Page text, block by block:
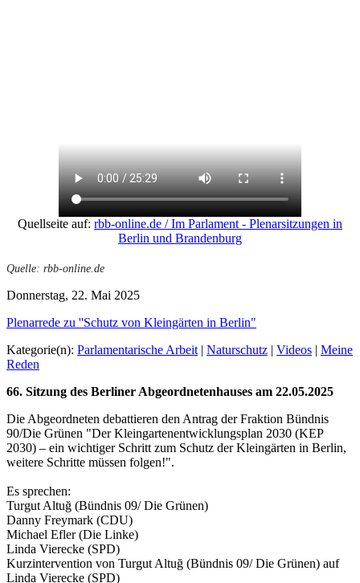
Quellseite auf: rbb-online.de / Im Parlament - Plenarsitzungen in
Berlin und Brandenburg
Quelle: rbb-online.de
Donnerstag, 22. Mai 2025
Plenarrede zu ''Schutz von Kleingärten in Berlin"
Kategorie(n): Parlamentarische Arbeit | Naturschutz | Videos | Meine
Reden
66. Sitzung des Berliner Abgeordnetenhauses am 22.05.2025
Die Abgeordneten debattieren den Antrag der Fraktion Bündnis
90/Die Grünen "Der Kleingartenentwicklungsplan 2030 (KEP
2030) – ein wichtiger Schritt zum Schutz der Kleingärten in Berlin,
weitere Schritte müssen folgen!".
Es sprechen:
Turgut Altuğ (Bündnis 09/ Die Grünen)
Danny Freymark (CDU)
Michael Efler (Die Linke)
Linda Vierecke (SPD)
Kurzintervention von Turgut Altuğ (Bündnis 09/ Die Grünen) auf
Linda Vierecke (SPD)